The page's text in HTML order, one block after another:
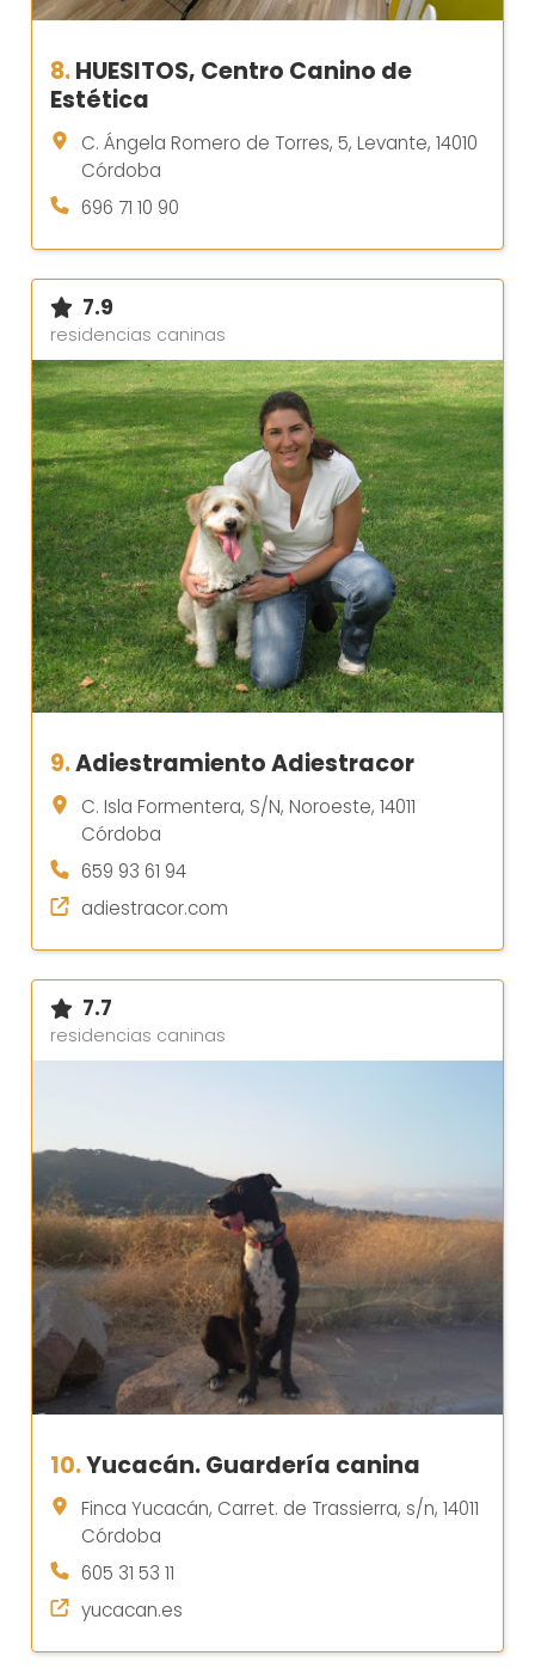
8.HUESITOS, Centro Canino de
Estética
C. Ángela Romero de Torres, 5, Levante, 14010
Córdoba
696 71 10 90
7.9
residencias caninas
9.Adiestramiento Adiestracor
C. Isla Formentera, S/N, Noroeste, 14011
Córdoba
659 93 61 94
adiestracor.com
7.7
residencias caninas
10.Yucacán. Guardería canina
Finca Yucacán, Carret. de Trassierra, s/n, 14011
Córdoba
605 31 53 11
yucacan.es